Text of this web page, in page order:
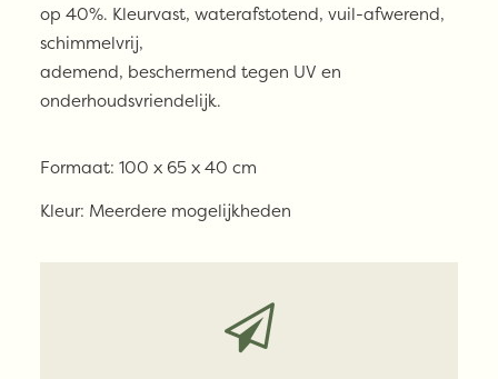
op 40%. Kleurvast, waterafstotend, vuil-afwerend,
schimmelvrij,
ademend, beschermend tegen UV en
onderhoudsvriendelijk.
Formaat: 100 x 65 x 40 cm
Kleur: Meerdere mogelijkheden